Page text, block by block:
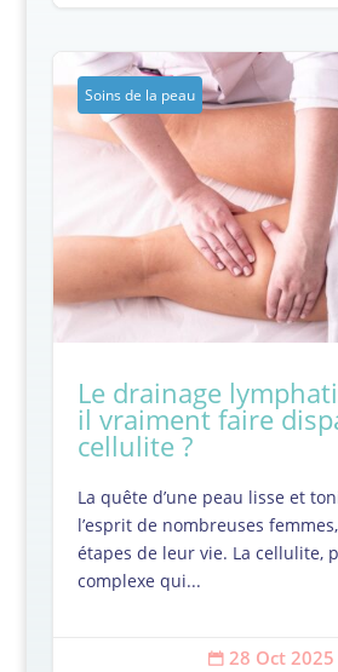
Soins de la peau
Le drainage
il vraiment faire
cellulite ?
La quête d’une peau lisse et
l’esprit de nombreuses
étapes de leur vie. La cellulite,
complexe qui...
 28 Oct 2025